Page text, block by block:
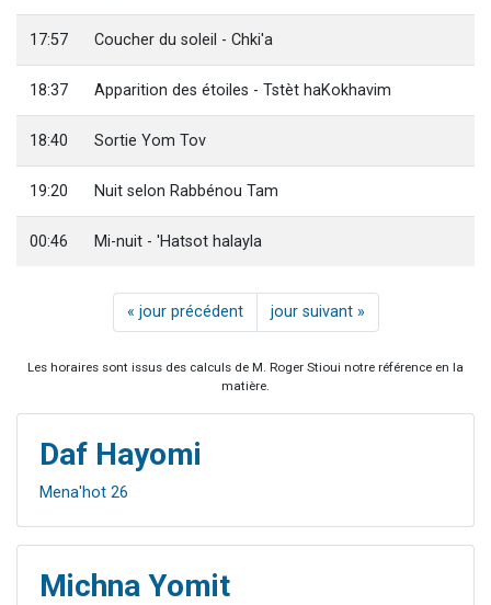
17:57 Coucher du soleil - Chki'a
18:37 Apparition des étoiles - Tstèt haKokhavim
18:40 Sortie Yom Tov
19:20 Nuit selon Rabbénou Tam
00:46 Mi-nuit - 'Hatsot halayla
« jour précédent jour suivant »
Les horaires sont issus des calculs de M. Roger Stioui notre référence en la
matière.
Daf Hayomi
Mena'hot 26
Michna Yomit